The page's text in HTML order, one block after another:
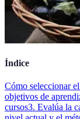
Índice
Cómo seleccionar
objetivos de
cursos3. Evalúa la